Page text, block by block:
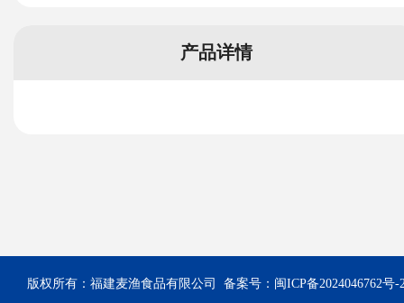
产品详情
版权所有：福建麦渔食品有限公司 备案号： 闽ICP备2024046762号-